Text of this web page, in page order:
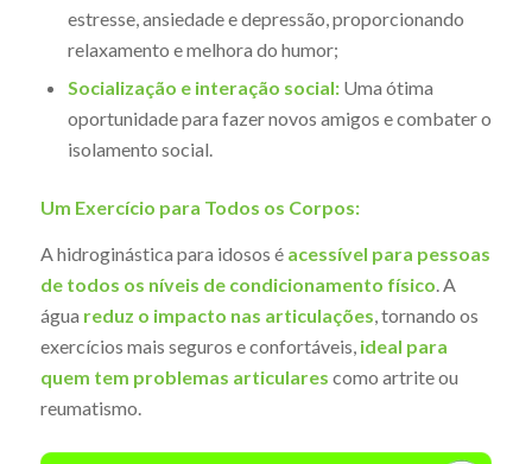
estresse, ansiedade e depressão, proporcionando
relaxamento e melhora do humor;
Socialização e interação social:Uma ótima
oportunidade para fazer novos amigos e combater o
isolamento social.
Um Exercício para Todos os Corpos:
A hidroginástica para idosos é acessível para pessoas
de todos os níveis de condicionamento físico. A
água reduz o impacto nas articulações, tornando os
exercícios mais seguros e confortáveis, ideal para
quem tem problemas articulares como artrite ou
reumatismo.